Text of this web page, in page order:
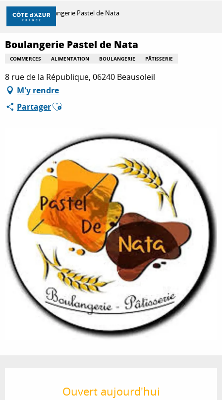
Aller
contenu
principal
DÉCOUVRIR
À FAIRE
Accueil Boulangerie Pastel de Nata
Boulangerie Pastel de Nata
COMMERCES ALIMENTATION BOULANGERIE PÂTISSERIE
8 rue de la République, 06240 Beausoleil
M'y rendre
PartagerAjouter aux favoris
Ouvert aujourd'hui